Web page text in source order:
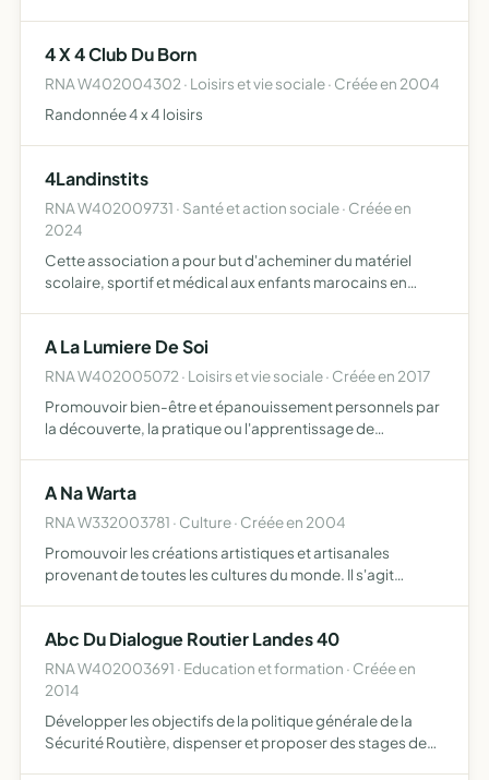
4 X 4 Club Du Born
RNA W402004302 · Loisirs et vie sociale · Créée en 2004
Randonnée 4 x 4 loisirs
4Landinstits
RNA W402009731 · Santé et action sociale · Créée en
2024
Cette association a pour but d'acheminer du matériel
scolaire, sportif et médical aux enfants marocains en
A La Lumiere De Soi
RNA W402005072 · Loisirs et vie sociale · Créée en 2017
Promouvoir bien-être et épanouissement personnels par
la découverte, la pratique ou l'apprentissage de
A Na Warta
RNA W332003781 · Culture · Créée en 2004
Promouvoir les créations artistiques et artisanales
provenant de toutes les cultures du monde. Il s'agit
l'intégrit…
Abc Du Dialogue Routier Landes 40
RNA W402003691 · Education et formation · Créée en
2014
Développer les objectifs de la politique générale de la
Sécurité Routière, dispenser et proposer des stages de